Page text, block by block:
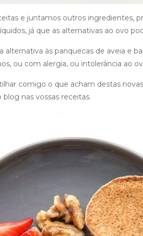
e juntamos outros ingredientes,
já que as alternativas ao ovo
às panquecas de aveia e
ou com alergia, ou intolerância ao
comigo o que acham destas
nas vossas receitas.